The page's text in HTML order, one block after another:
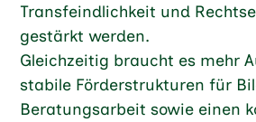
Transfeindlichkeit und
gestärkt werden.
Gleichzeitig braucht es mehr
stabile Förderstrukturen für
Beratungsarbeit sowie einen